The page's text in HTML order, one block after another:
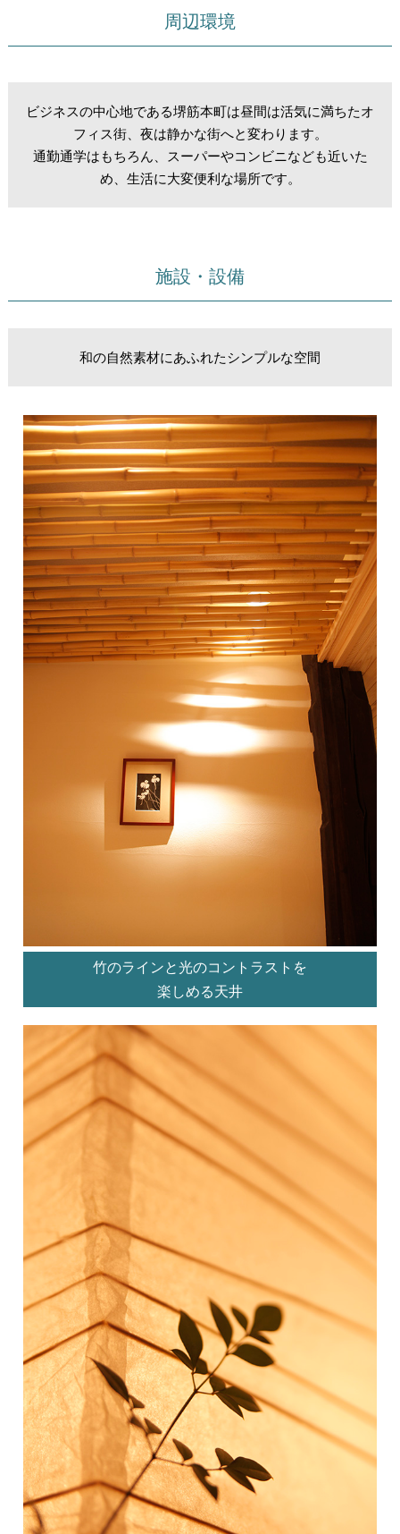
周辺環境
ビジネスの中心地である堺筋本町は昼間は活気に満ちたオ
フィス街、夜は静かな街へと変わります。
通勤通学はもちろん、スーパーやコンビニなども近いた
め、生活に大変便利な場所です。
施設・設備
和の自然素材にあふれたシンプルな空間
竹のラインと光のコントラストを
楽しめる天井